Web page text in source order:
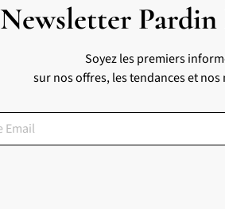
Newsletter Pardin
Soyez les premiers
sur nos offres, les tendances et nos